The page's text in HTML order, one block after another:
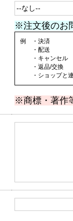
※注文後のお
例 ・決済
・配送
・キャンセル
・返品/交換
・ショップと連
※商標・著作